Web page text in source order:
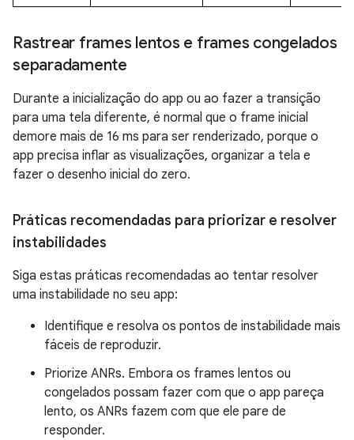
Rastrear frames lentos e frames congelados
separadamente
Durante a inicialização do app ou ao fazer a transição
para uma tela diferente, é normal que o frame inicial
demore mais de 16 ms para ser renderizado, porque o
app precisa inflar as visualizações, organizar a tela e
fazer o desenho inicial do zero.
Práticas recomendadas para priorizar e resolver
instabilidades
Siga estas práticas recomendadas ao tentar resolver
uma instabilidade no seu app:
Identifique e resolva os pontos de instabilidade mais
fáceis de reproduzir.
Priorize ANRs. Embora os frames lentos ou
congelados possam fazer com que o app pareça
lento, os ANRs fazem com que ele pare de
responder.